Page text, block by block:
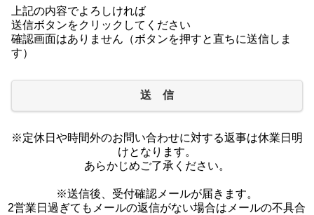
上記の内容でよろしければ
送信ボタンをクリックしてください
確認画面はありません（ボタンを押すと直ちに送信しま
す）
送 信
※定休日や時間外のお問い合わせに対する返事は休業日明
けとなります。
あらかじめご了承ください。
※送信後、受付確認メールが届きます。
2営業日過ぎてもメールの返信がない場合はメールの不具合